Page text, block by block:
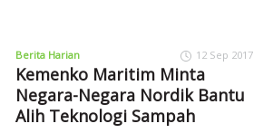
Berita Harian 12 Sep 2017
Kemenko Maritim Minta
Negara-Negara Nordik Bantu
Alih Teknologi Sampah